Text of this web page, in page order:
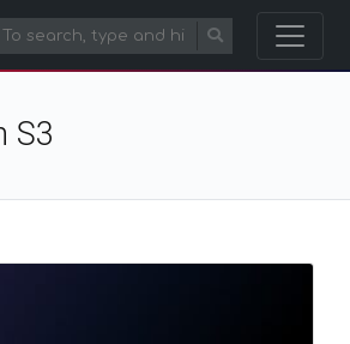
S3